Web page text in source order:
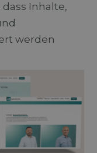
Inhalte,
werden